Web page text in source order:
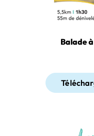
Balade